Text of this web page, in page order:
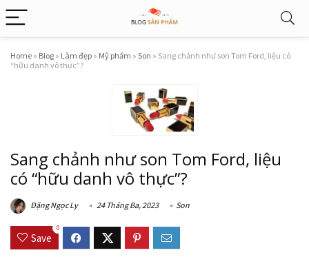
Home » Blog » Làm đẹp » Mỹ phẩm » Son » Sang chảnh như son Tom Ford, liệu có
“hữu danh vô thực”?
Sang chảnh như son Tom Ford, liệu
có “hữu danh vô thực”?
Đặng Ngọc Ly 24 Tháng Ba, 2023 Son
Save
0